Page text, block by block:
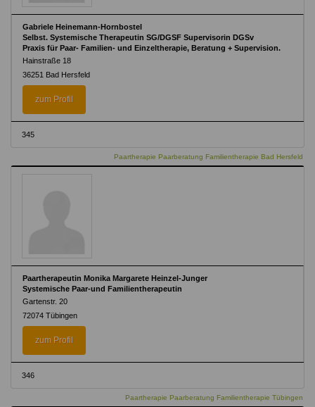
Gabriele Heinemann-Hornbostel
Selbst. Systemische Therapeutin SG/DGSF Supervisorin DGSv
Praxis für Paar- Familien- und Einzeltherapie, Beratung + Supervision.
Hainstraße 18
36251 Bad Hersfeld
zum Profil
345
Paartherapie Paarberatung Familientherapie Bad Hersfeld
Paartherapeutin Monika Margarete Heinzel-Junger
Systemische Paar-und Familientherapeutin
Gartenstr. 20
72074 Tübingen
zum Profil
346
Paartherapie Paarberatung Familientherapie Tübingen